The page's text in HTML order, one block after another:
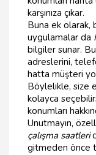
karşınıza çıkar.
Buna ek olarak,
uygulamalar da
bilgiler sunar.
adreslerini,
hatta müşteri
Böylelikle, size
kolayca
konumları
Unutmayın,
çalışma saatleri
gitmeden önce